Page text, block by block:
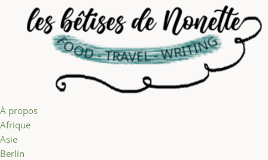
Aller au contenu
À propos
Afrique
Asie
Berlin